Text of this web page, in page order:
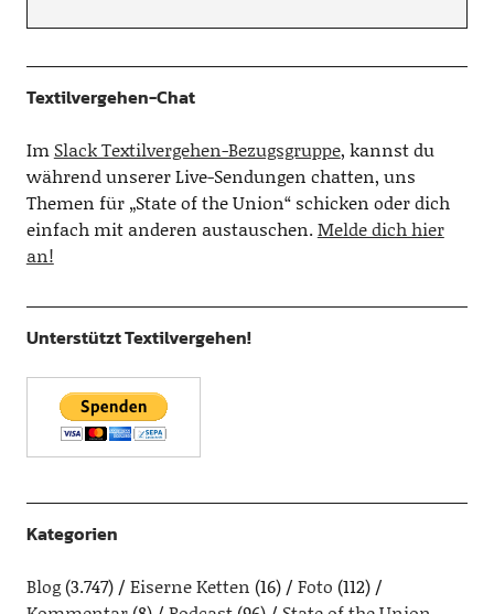
Textilvergehen-Chat
Im Slack Textilvergehen-Bezugsgruppe, kannst du
während unserer Live-Sendungen chatten, uns
Themen für „State of the Union“ schicken oder dich
einfach mit anderen austauschen.Melde dich hier
an!
Unterstützt Textilvergehen!
Kategorien
Blog(3.747) Eiserne Ketten (16) Foto (112)